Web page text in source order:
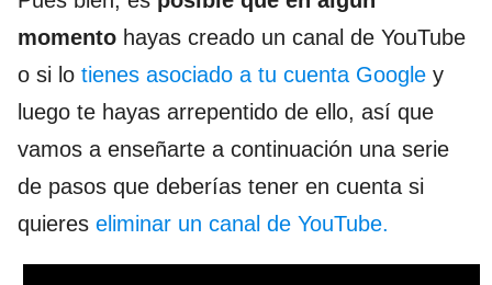
momento hayas creado un canal de YouTube
o si lo tienes asociado a tu cuenta Google y
luego te hayas arrepentido de ello, así que
vamos a enseñarte a continuación una serie
de pasos que deberías tener en cuenta si
quieres eliminar un canal de YouTube.